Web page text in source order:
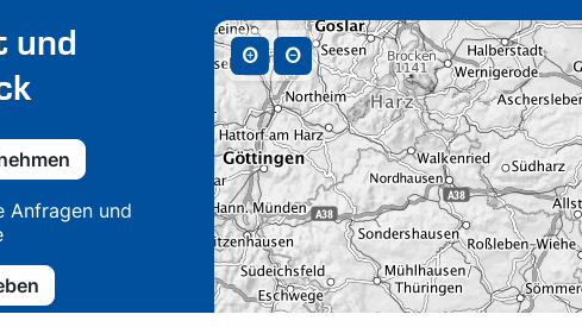
und
Anfragen und